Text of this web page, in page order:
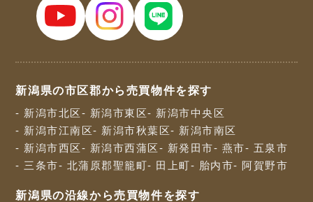
新潟県の市区郡から売買物件を探す
- 新潟市北区 - 新潟市東区- 新潟市中央区
- 新潟市江南区- 新潟市秋葉区- 新潟市南区
- 新潟市西区 - 新潟市西蒲区 - 新発田市- 燕市- 五泉市
- 三条市- 北蒲原郡聖籠町- 田上町- 胎内市- 阿賀野市
新潟県の沿線から売買物件を探す